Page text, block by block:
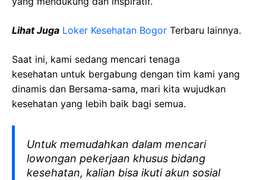
Lihat Juga Loker Kesehatan Bogor Terbaru lainnya.
Saat ini, kami sedang mencari tenaga
kesehatan untuk bergabung dengan tim kami yang
dinamis dan Bersama-sama, mari kita wujudkan
kesehatan yang lebih baik bagi semua.
Untuk memudahkan dalam mencari
lowongan pekerjaan khusus bidang
kesehatan, kalian bisa ikuti akun sosial